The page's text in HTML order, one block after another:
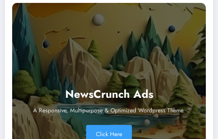
NewsCrunch Ads
A Responsive, Multipurpose & Optimized Wordpress Theme.
Click Here